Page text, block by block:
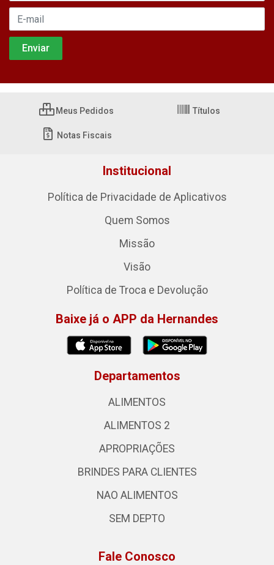
Meus Pedidos Títulos
Notas Fiscais
Institucional
Política de Privacidade de Aplicativos
Quem Somos
Missão
Visão
Política de Troca e Devolução
Baixe já o APP da Hernandes
Departamentos
ALIMENTOS
ALIMENTOS 2
APROPRIAÇÕES
BRINDES PARA CLIENTES
NAO ALIMENTOS
SEM DEPTO
Fale Conosco